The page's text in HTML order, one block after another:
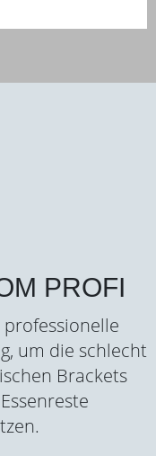
PROFI
professionelle
um die schlecht
Brackets